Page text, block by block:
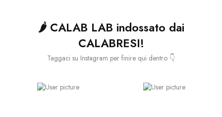
🌶️ CALAB LAB indossato dai
CALABRESI!
Taggaci su Instagram per finire qui dentro 👇